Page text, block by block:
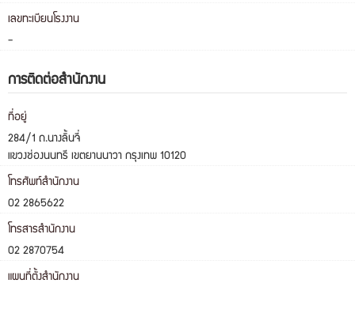
เลขทะเบียนโรงงาน
-
การติดต่อสำนักงาน
ที่อยู่
284/1 ถ.นางลิ้นจี่
แขวงช่องนนทรี เขตยานนาวา กรุงเทพ 10120
โทรศัพท์สำนักงาน
02 2865622
โทรสารสำนักงาน
02 2870754
แผนที่ตั้งสำนักงาน